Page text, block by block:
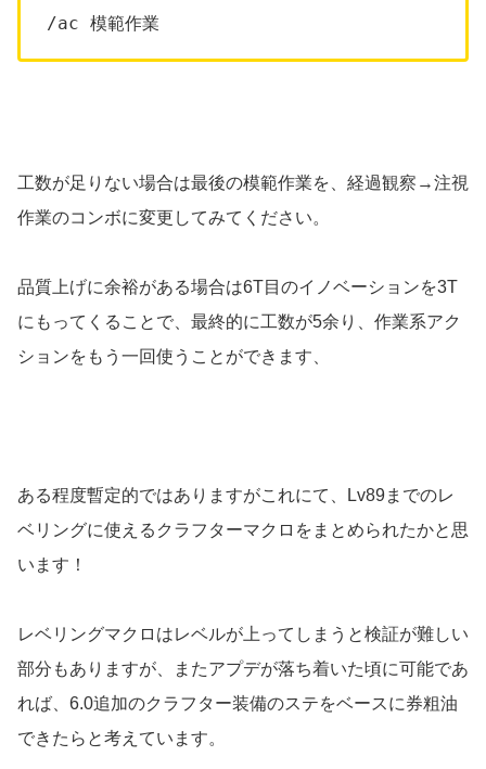
/ac 模範作業
工数が足りない場合は最後の模範作業を、経過観察→注視
作業のコンボに変更してみてください。
品質上げに余裕がある場合は6T目のイノベーションを3T
にもってくることで、最終的に工数が5余り、作業系アク
ションをもう一回使うことができます、
ある程度暫定的ではありますがこれにて、Lv89までのレ
ベリングに使えるクラフターマクロをまとめられたかと思
います！
レベリングマクロはレベルが上ってしまうと検証が難しい
部分もありますが、またアプデが落ち着いた頃に可能であ
れば、6.0追加のクラフター装備のステをベースに券粗油
できたらと考えています。